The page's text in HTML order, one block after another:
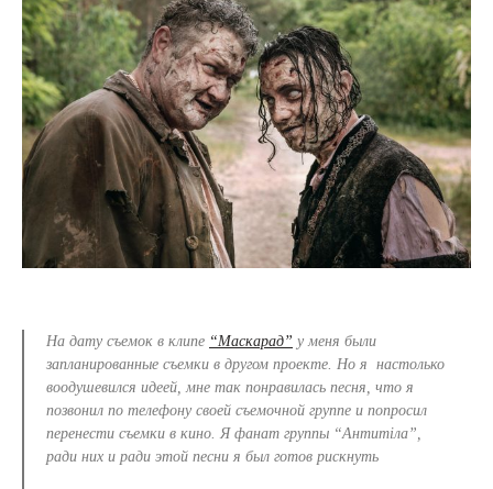
На дату съемок в клипе “Маскарад” у меня были
запланированные съемки в другом проекте. Но я настолько
воодушевился идеей, мне так понравилась песня, что я
позвонил по телефону своей съемочной группе и попросил
перенести съемки в кино. Я фанат группы “Антитіла”,
ради них и ради этой песни я был готов рискнуть